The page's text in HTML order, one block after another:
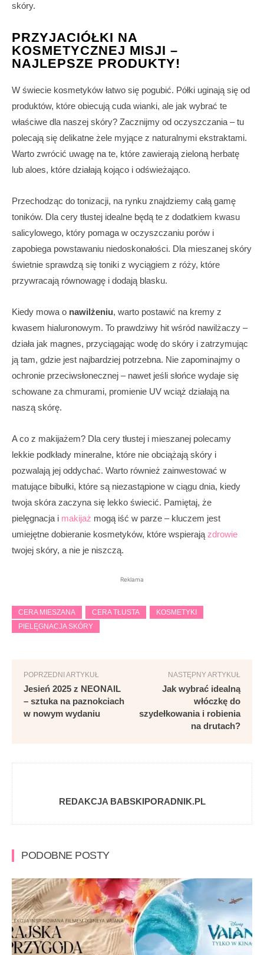
skóry.
PRZYJACIÓŁKI NA
KOSMETYCZNEJ MISJI –
NAJLEPSZE PRODUKTY!
W świecie kosmetyków łatwo się pogubić. Półki uginają się od
produktów, które obiecują cuda wianki, ale jak wybrać te
właściwe dla naszej skóry? Zacznijmy od oczyszczania – tu
polecają się delikatne żele myjące z naturalnymi ekstraktami.
Warto zwrócić uwagę na te, które zawierają zieloną herbatę
lub aloes, które działają kojąco i odświeżająco.
Przechodząc do tonizacji, na rynku znajdziemy całą gamę
toników. Dla cery tłustej idealne będą te z dodatkiem kwasu
salicylowego, który pomaga w oczyszczaniu porów i
zapobiega powstawaniu niedoskonałości. Dla mieszanej skóry
świetnie sprawdzą się toniki z wyciągiem z róży, które
przywracają równowagę i dodają blasku.
Kiedy mowa o nawilżeniu, warto postawić na kremy z
kwasem hialuronowym. To prawdziwy hit wśród nawilżaczy –
działa jak magnes, przyciągając wodę do skóry i zatrzymując
ją tam, gdzie jest najbardziej potrzebna. Nie zapominajmy o
ochronie przeciwsłonecznej – nawet jeśli słońce wydaje się
schowane za chmurami, promienie UV wciąż działają na
naszą skórę.
A co z makijażem? Dla cery tłustej i mieszanej polecamy
lekkie podkłady mineralne, które nie obciążają skóry i
pozwalają jej oddychać. Warto również zainwestować w
matujące bibułki, które są niezastąpione w ciągu dnia, kiedy
twoja skóra zaczyna się lekko świecić. Pamiętaj, że
pielęgnacja i makijaż mogą iść w parze – kluczem jest
umiejętne dobieranie kosmetyków, które wspierają zdrowie
twojej skóry, a nie je niszczą.
Reklama
CERA MIESZANA CERA TŁUSTA
KOSMETYKI
PIELĘGNACJA SKÓRY
POPRZEDNI ARTYKUŁ
Jesień 2025 z NEONAIL
– sztuka na paznokciach
w nowym wydaniu
NASTĘPNY ARTYKUŁ
Jak wybrać idealną
włóczkę do
szydełkowania i robienia
na drutach?
REDAKCJA BABSKIPORADNIK.PL
PODOBNE POSTY